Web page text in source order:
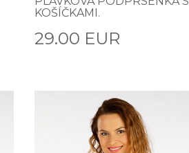
KOŠÍČKAMI.
29.00 EUR